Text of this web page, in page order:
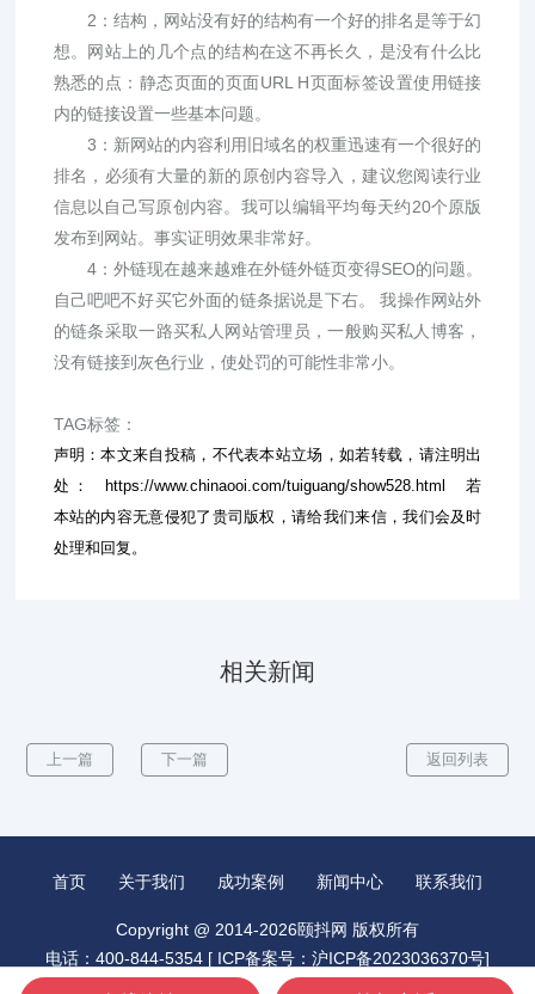
2：结构，网站没有好的结构有一个好的排名是等于幻
想。网站上的几个点的结构在这不再长久，是没有什么比
熟悉的点：静态页面的页面URL H页面标签设置使用链接
内的链接设置一些基本问题。
3：新网站的内容利用旧域名的权重迅速有一个很好的
排名，必须有大量的新的原创内容导入，建议您阅读行业
信息以自己写原创内容。我可以编辑平均每天约20个原版
发布到网站。事实证明效果非常好。
4：外链现在越来越难在外链外链页变得SEO的问题。
自己吧吧不好买它外面的链条据说是下右。 我操作网站外
的链条采取一路买私人网站管理员，一般购买私人博客，
没有链接到灰色行业，使处罚的可能性非常小。
TAG标签：
声明：本文来自投稿，不代表本站立场，如若转载，请注明出
处：
https://www.chinaooi.com/tuiguang/show528.html
若
本站的内容无意侵犯了贵司版权，请给我们来信，我们会及时
处理和回复。
相关新闻
上一篇 下一篇 返回列表
首页 关于我们 成功案例 新闻中心 联系我们
Copyright @ 2014-2026颐抖网 版权所有
电话：400-844-5354 [ ICP备案号：沪ICP备2023036370号]
昆山抖音推广 北京抖音推广